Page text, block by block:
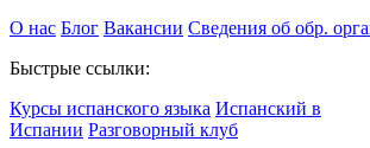
О нас Блог Вакансии Сведения об обр.
Быстрые ссылки:
Курсы испанского языка Испанский в
Испании Разговорный клуб